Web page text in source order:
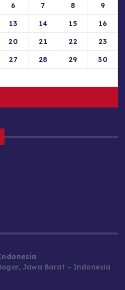
6 7 8
9
13 14 15
16
20 21 22
23
27 28 29
30
Jawa Barat – Indonesia